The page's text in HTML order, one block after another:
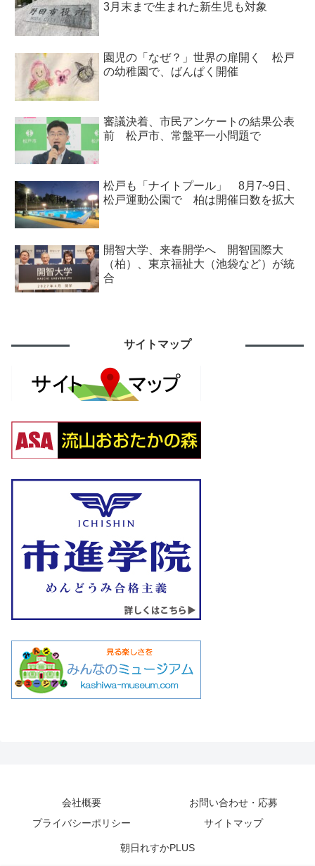
3月末まで生まれた新生児も対象
園児の「なぜ？」世界の扉開く 松戸
の幼稚園で、ばんぱく開催
審議決着、市民アンケートの結果公表
前 松戸市、常盤平一小問題で
松戸も「ナイトプール」 8月7~9日、
松戸運動公園で 柏は開催日数を拡大
開智大学、来春開学へ 開智国際大
（柏）、東京福祉大（池袋など）が統
合
サイトマップ
会社概要
お問い合わせ・応募
プライバシーポリシー
サイトマップ
朝日れすかPLUS